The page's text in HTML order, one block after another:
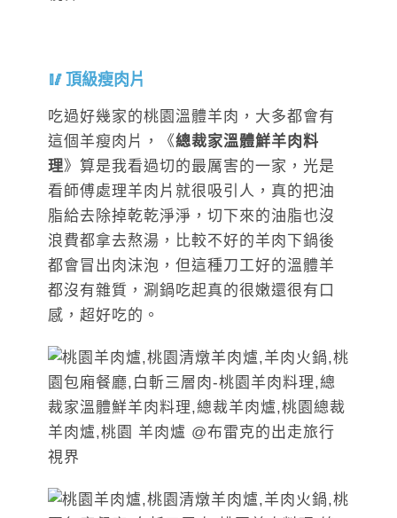
頂級瘦肉片
吃過好幾家的桃園溫體羊肉，大多都會有
這個羊瘦肉片，《總裁家溫體鮮羊肉料
理》算是我看過切的最厲害的一家，光是
看師傅處理羊肉片就很吸引人，真的把油
脂給去除掉乾乾淨淨，切下來的油脂也沒
浪費都拿去熬湯，比較不好的羊肉下鍋後
都會冒出肉沫泡，但這種刀工好的溫體羊
都沒有雜質，涮鍋吃起真的很嫩還很有口
感，超好吃的。